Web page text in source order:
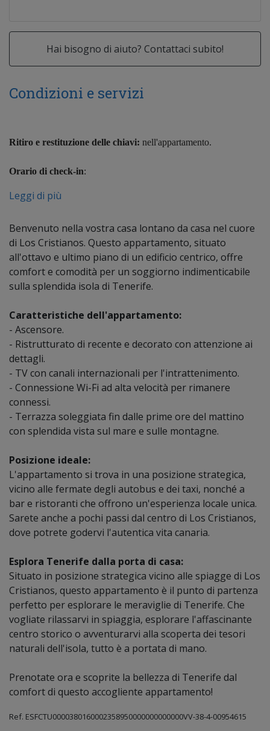
Hai bisogno di aiuto? Contattaci subito!
Condizioni e servizi
Ritiro e restituzione delle chiavi: nell'appartamento.
Orario di check-in:
Late Check-in su richiesta.
Check-out e restituzione delle chiavi:
Check out dalle 16:00 alle 21:00
Late check-out su richiesta.
Deposito:verrà effettuata una pre-autorizzazione sulla carta di
credito. Non si tratta di un addebito, ma di una trattenuta
disponibile per tutta la durata della locazione. Verrà sbloccato
dopo il check-out, una volta verificate le condizioni
dell'appartamento
Politica di prenotazione:
50 %: alla prenotazione tramite bonifico bancario o carta di
credito.
50 %: 30 giorni prima dell'arrivo.
Politica di cancellazione
Cancellazione non rimborsabile.
Servizi e supplementi:
Culla da viaggio: Su richiesta e disponibilità. Massimo uno
per appartamento.
disponibilità.
Leggi di più
Benvenuto nella vostra casa lontano da casa nel cuore
di Los Cristianos. Questo appartamento, situato
all'ottavo e ultimo piano di un edificio centrico, offre
comfort e comodità per un soggiorno indimenticabile
sulla splendida isola di Tenerife.
Caratteristiche dell'appartamento:
- Ascensore.
- Ristrutturato di recente e decorato con attenzione ai
dettagli.
- TV con canali internazionali per l'intrattenimento.
- Connessione Wi-Fi ad alta velocità per rimanere
connessi.
- Terrazza soleggiata fin dalle prime ore del mattino
con splendida vista sul mare e sulle montagne.
Posizione ideale:
L'appartamento si trova in una posizione strategica,
vicino alle fermate degli autobus e dei taxi, nonché a
bar e ristoranti che offrono un'esperienza locale unica.
Sarete anche a pochi passi dal centro di Los Cristianos,
dove potrete godervi l'autentica vita canaria.
Esplora Tenerife dalla porta di casa:
Situato in posizione strategica vicino alle spiagge di Los
Cristianos, questo appartamento è il punto di partenza
perfetto per esplorare le meraviglie di Tenerife. Che
vogliate rilassarvi in spiaggia, esplorare l'affascinante
centro storico o avventurarvi alla scoperta dei tesori
naturali dell'isola, tutto è a portata di mano.
Prenotate ora e scoprite la bellezza di Tenerife dal
comfort di questo accogliente appartamento!
Ref. ESFCTU0000380160002358950000000000000VV-38-4-00954615